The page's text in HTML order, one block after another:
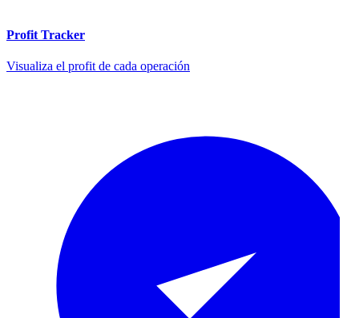
Profit Tracker
Visualiza el profit de cada operación